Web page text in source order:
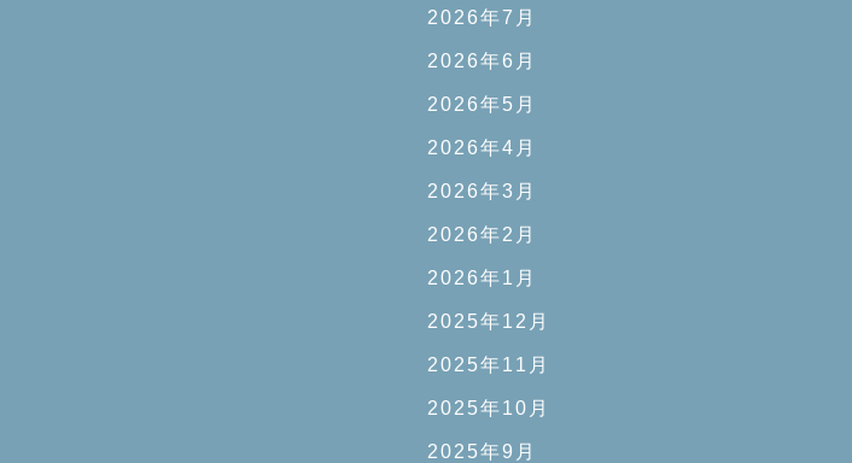
2026年7月
2026年6月
2026年5月
2026年4月
2026年3月
2026年2月
2026年1月
2025年12月
2025年11月
2025年10月
2025年9月